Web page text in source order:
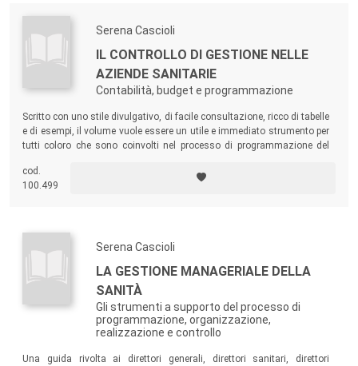
Serena Cascioli
IL CONTROLLO DI GESTIONE NELLE
AZIENDE SANITARIE
Contabilità, budget e programmazione
Scritto con uno stile divulgativo, di facile consultazione, ricco di tabelle
e di esempi, il volume vuole essere un utile e immediato strumento per
tutti coloro che sono coinvolti nel processo di programmazione del
cod.
100.499
Serena Cascioli
LA GESTIONE MANAGERIALE DELLA
SANITÀ
Gli strumenti a supporto del processo di
programmazione, organizzazione,
realizzazione e controllo
Una guida rivolta ai direttori generali, direttori sanitari, direttori